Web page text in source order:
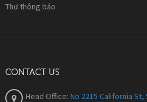
Thư thông báo
CONTACT US
Head Office: No 2215 California St,